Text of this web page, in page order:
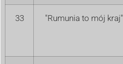
33 "Rumunia to mój kraj"